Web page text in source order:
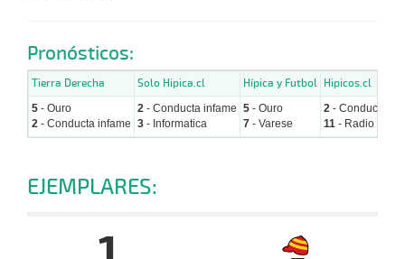
Pronósticos:
Tierra Derecha Solo Hipica.cl Hípica y Futbol Hipicos.cl
5 - Ouro
2 - Conducta infame
2 - Conducta infame
3 - Informatica
5 - Ouro
7 - Varese
2 - Conducta
11 - Radio
EJEMPLARES: